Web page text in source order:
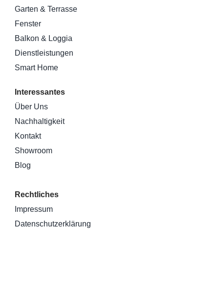
Garten & Terrasse
Fenster
Balkon & Loggia
Dienstleistungen
Smart Home
Interessantes
Über Uns
Nachhaltigkeit
Kontakt
Showroom
Blog
Rechtliches
Impressum
Datenschutzerklärung